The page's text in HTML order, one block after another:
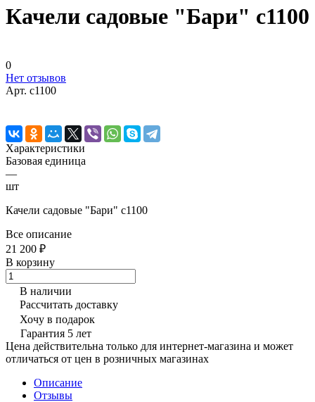
Качели садовые "Бари" с1100
0
Нет отзывов
Арт. с1100
Характеристики
Базовая единица
—
шт
Качели садовые "Бари" с1100
Все описание
21 200 ₽
В корзину
В наличии
Рассчитать доставку
Хочу в подарок
Гарантия 5 лет
Цена действительна только для интернет-магазина и может
отличаться от цен в розничных магазинах
Описание
Отзывы